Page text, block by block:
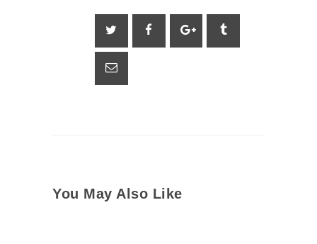
You May Also Like